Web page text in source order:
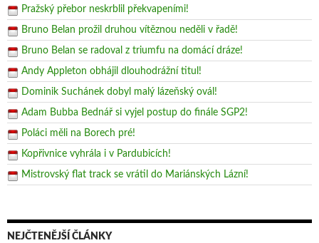
Pražský přebor neskrblil překvapeními!
Bruno Belan prožil druhou vítěznou neděli v řadě!
Bruno Belan se radoval z triumfu na domácí dráze!
Andy Appleton obhájil dlouhodrážní titul!
Dominik Suchánek dobyl malý lázeňský ovál!
Adam Bubba Bednář si vyjel postup do finále SGP2!
Poláci měli na Borech pré!
Kopřivnice vyhrála i v Pardubicích!
Mistrovský flat track se vrátil do Mariánských Lázní!
NEJČTENĚJŠÍ ČLÁNKY